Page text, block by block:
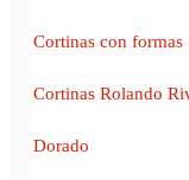
Cortinas con formas
Cortinas Rolando
Dorado